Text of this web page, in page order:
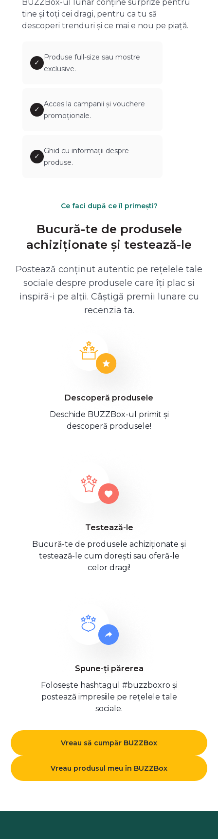
BUZZBox-ul lunar conține surprize pentru
tine și toți cei dragi, pentru ca tu să
descoperi trenduri și ce mai e nou pe piață.
✓
Produse full-size sau mostre
exclusive.
✓
Acces la campanii și vouchere
promoționale.
✓
Ghid cu informații despre
produse.
Ce faci după ce îl primești?
Bucură-te de produsele
achiziționate și testează-le
Postează conținut autentic pe rețelele tale
sociale despre produsele care îți plac și
inspiră-i pe alții. Câștigă premii lunare cu
recenzia ta.
Descoperă produsele
Deschide BUZZBox-ul primit și
descoperă produsele!
Testează-le
Bucură-te de produsele achiziționate și
testează-le cum dorești sau oferă-le
celor dragi!
Spune-ți părerea
Folosește hashtagul #buzzboxro și
postează impresiile pe rețelele tale
sociale.
Vreau să cumpăr BUZZBox
Vreau produsul meu în BUZZBox